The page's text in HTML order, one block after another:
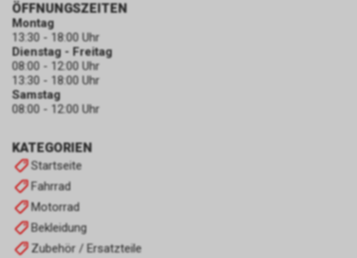
KATEGORIEN
Startseite
Fahrrad
Motorrad
Bekleidung
Zubehör / Ersatzteile
ÖFFNUNGSZEITEN
Montag
13:30 - 18:00 Uhr
Dienstag - Freitag
08:00 - 12:00 Uhr
13:30 - 18:00 Uhr
Samstag
08:00 - 12:00 Uhr